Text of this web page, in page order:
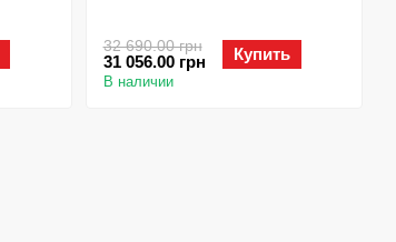
32 690.00 грн
31 056.00 грн Купить
В наличии